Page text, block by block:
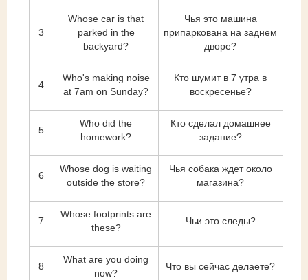
3
Whose car is that
parked in the
backyard?
Чья это машина
припаркована на заднем
дворе?
4
Who's making noise
at 7am on Sunday?
Кто шумит в 7 утра в
воскресенье?
5
Who did the
homework?
Кто сделал домашнее
задание?
6
Whose dog is waiting
outside the store?
Чья собака ждет около
магазина?
7
Whose footprints are
these?
Чьи это следы?
8
What are you doing
now?
Что вы сейчас делаете?